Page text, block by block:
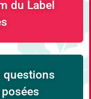
du Label
questions